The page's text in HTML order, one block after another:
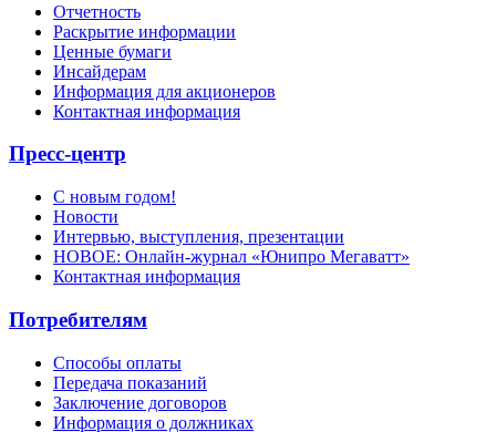
Отчетность
Раскрытие информации
Ценные бумаги
Инсайдерам
Информация для акционеров
Контактная информация
Пресс-центр
С новым годом!
Новости
Интервью, выступления, презентации
НОВОЕ: Онлайн-журнал «Юнипро Мегаватт»
Контактная информация
Потребителям
Способы оплаты
Передача показаний
Заключение договоров
Информация о должниках